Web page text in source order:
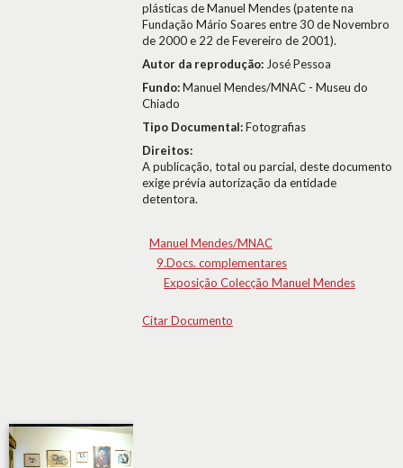
plásticas de Manuel Mendes (patente na
Fundação Mário Soares entre 30 de Novembro
de 2000 e 22 de Fevereiro de 2001).
Autor da reprodução: José Pessoa
Fundo:Manuel Mendes/MNAC - Museu do
Chiado
Tipo Documental:Fotografias
Direitos:
A publicação, total ou parcial, deste documento
exige prévia autorização da entidade
detentora.
Manuel Mendes/MNAC
9.Docs. complementares
Exposição Colecção Manuel Mendes
Citar Documento